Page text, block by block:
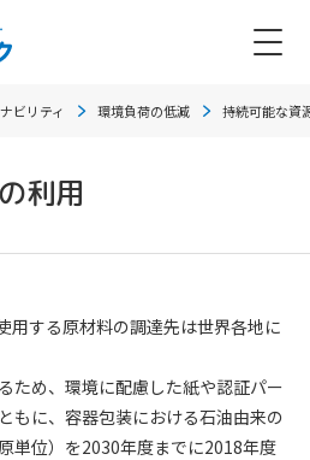
ビリティ 環境負荷の低減 持続可能な資
利用
用する原材料の調達先は世界各地に
ため、環境に配慮した紙や認証パー
もに、容器包装における石油由来の
単位）を2030年度までに2018年度